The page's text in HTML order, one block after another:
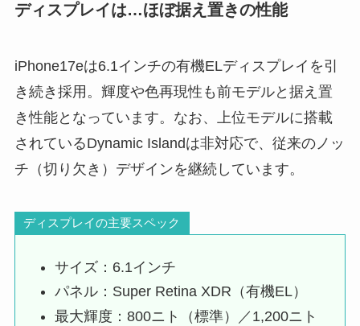
ディスプレイは…ほぼ据え置きの性能
iPhone17eは6.1インチの有機ELディスプレイを引
き続き採用。輝度や色再現性も前モデルと据え置
き性能となっています。なお、上位モデルに搭載
されているDynamic Islandは非対応で、従来のノッ
チ（切り欠き）デザインを継続しています。
ディスプレイの主要スペック
サイズ：6.1インチ
パネル：Super Retina XDR（有機EL）
最大輝度：800ニト（標準）／1,200ニト